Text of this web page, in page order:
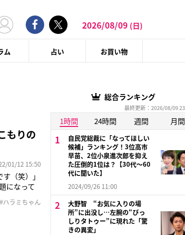
2026/08/09 (日)
ム 占い お買い物
もりの
01/12 15:50
（笑）」
になって
りだこ。
#ハラミちゃん
総合ランキング
最終更新：2026/08/09
1時間 24時間 週間 月間
自民党総裁に「なってほしい
候補」ランキング！3位高市
早苗、2位小泉進次郎を抑え
た圧倒的1位は？【30代〜60
代に聞いた】
2024/09/26 11:00
大野智 “お気に入りの場
所”に出没し…左腕の“びっ
しりタトゥー”に現れた「驚
きの異変」